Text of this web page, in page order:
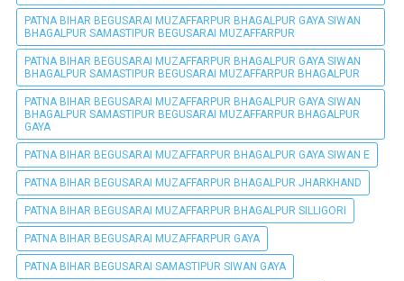
PATNA BIHAR BEGUSARAI MUZAFFARPUR BHAGALPUR GAYA SIWAN
BHAGALPUR SAMASTIPUR BEGUSARAI MUZAFFARPUR
PATNA BIHAR BEGUSARAI MUZAFFARPUR BHAGALPUR GAYA SIWAN
BHAGALPUR SAMASTIPUR BEGUSARAI MUZAFFARPUR BHAGALPUR
PATNA BIHAR BEGUSARAI MUZAFFARPUR BHAGALPUR GAYA SIWAN
BHAGALPUR SAMASTIPUR BEGUSARAI MUZAFFARPUR BHAGALPUR
GAYA
PATNA BIHAR BEGUSARAI MUZAFFARPUR BHAGALPUR GAYA SIWAN E
PATNA BIHAR BEGUSARAI MUZAFFARPUR BHAGALPUR JHARKHAND
PATNA BIHAR BEGUSARAI MUZAFFARPUR BHAGALPUR SILLIGORI
PATNA BIHAR BEGUSARAI MUZAFFARPUR GAYA
PATNA BIHAR BEGUSARAI SAMASTIPUR SIWAN GAYA